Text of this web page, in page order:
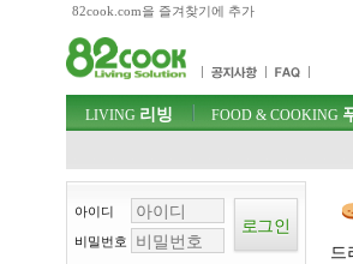
82cook.com을 즐겨찾기에 추가
주메뉴 바로가기
컨텐츠 바로가기
검색 바로가기
로그인 바로가기
주메뉴
LIVING 리빙 FOOD & COOKING
아이디
비밀번호 드